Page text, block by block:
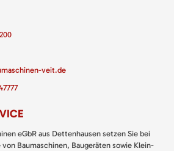
veit.de
eGbR aus Dettenhausen setzen Sie bei
Baumaschinen, Baugeräten sowie Klein-